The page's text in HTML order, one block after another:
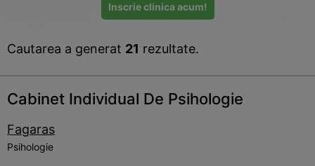
Inscrie clinica acum!
Cautarea a generat 21 rezultate.
Cabinet Individual De Psihologie
Fagaras
Psihologie